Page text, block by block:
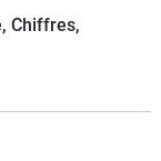
Chiffres,